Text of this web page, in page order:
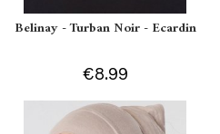
Belinay - Turban Noir - Ecardin
€8.99